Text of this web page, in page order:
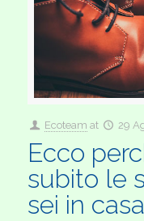
Ecoteam at 29
Ecco
subito le
sei in